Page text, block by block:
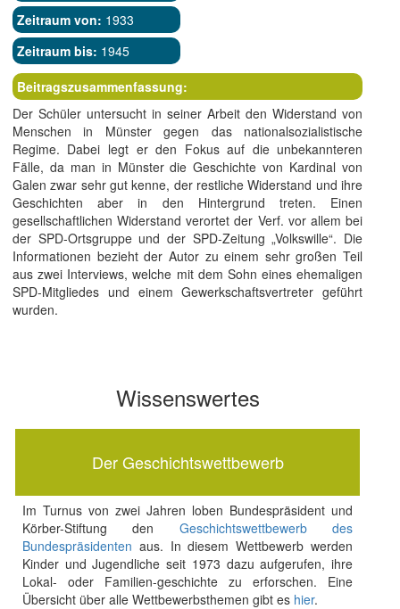
Zeitraum von: 1933
Zeitraum bis: 1945
Beitragszusammenfassung:
Der Schüler untersucht in seiner Arbeit den Widerstand von
Menschen in Münster gegen das nationalsozialistische
Regime. Dabei legt er den Fokus auf die unbekannteren
Fälle, da man in Münster die Geschichte von Kardinal von
Galen zwar sehr gut kenne, der restliche Widerstand und ihre
Geschichten aber in den Hintergrund treten. Einen
gesellschaftlichen Widerstand verortet der Verf. vor allem bei
der SPD-Ortsgruppe und der SPD-Zeitung „Volkswille“. Die
Informationen bezieht der Autor zu einem sehr großen Teil
aus zwei Interviews, welche mit dem Sohn eines ehemaligen
SPD-Mitgliedes und einem Gewerkschaftsvertreter geführt
wurden.
Wissenswertes
Der Geschichtswettbewerb
Im Turnus von zwei Jahren loben Bundespräsident und
Körber-Stiftung den Geschichtswettbewerb des
Bundespräsidenten aus. In diesem Wettbewerb werden
Kinder und Jugendliche seit 1973 dazu aufgerufen, ihre
Lokal- oder Familien-geschichte zu erforschen. Eine
Übersicht über alle Wettbewerbsthemen gibt es hier.